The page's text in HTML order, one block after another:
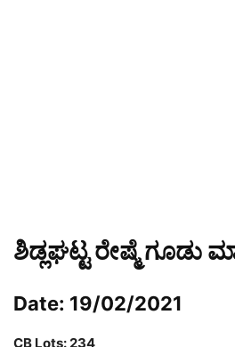
ಶಿಡ್ಲಘಟ್ಟ ರೇಷ್ಮೆ ಗೂಡು
Date: 19/02/2021
CB Lots: 234